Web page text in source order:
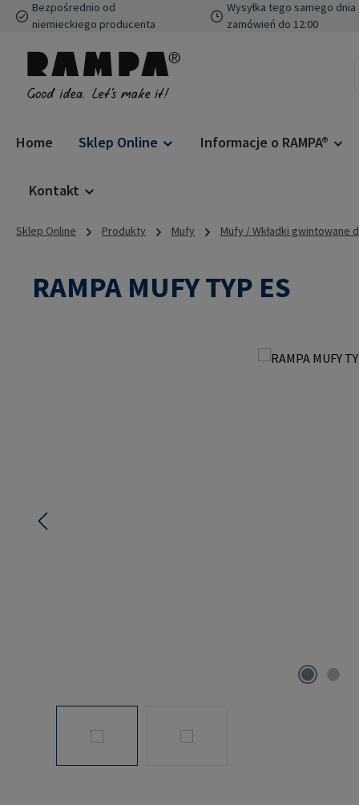
do głównej zawartości
Przejdź do wyszukiwania
Przejdź do głównej nawigacji
Bezpośrednio od
niemieckiego producenta
Wysyłka tego samego dnia
zamówień do 12:00
Home Sklep Online Informacje o RAMPA®
Kontakt
Sklep Online Produkty Mufy Mufy / Wkładki gwintowane
RAMPA MUFY TYP ES